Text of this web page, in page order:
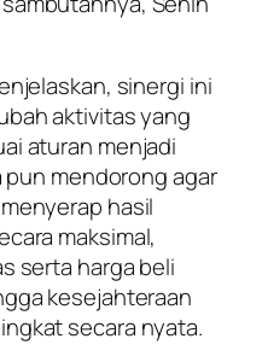
sinergi ini
aktivitas yang
aturan menjadi
mendorong agar
hasil
maksimal,
serta harga beli
kesejahteraan
secara nyata.